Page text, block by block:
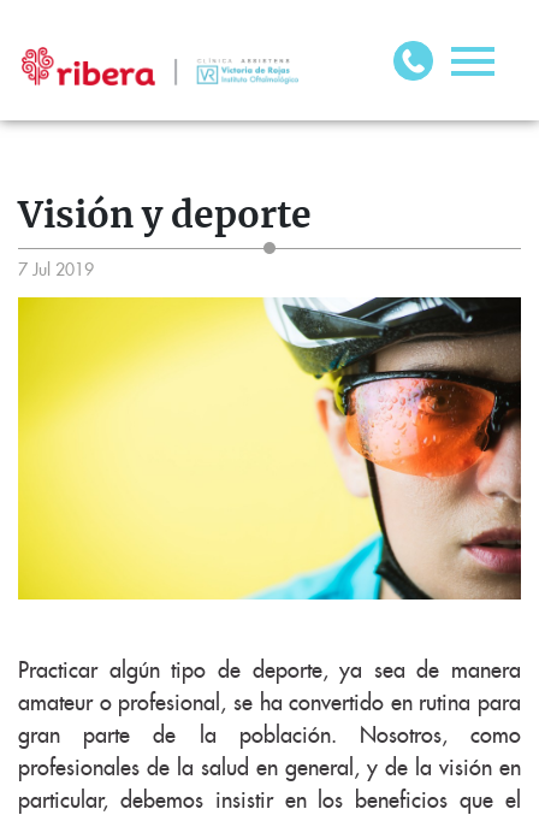
Visión y deporte
7 Jul 2019
Practicar algún tipo de deporte, ya sea de manera
amateur o profesional, se ha convertido en rutina para
gran parte de la población. Nosotros, como
profesionales de la salud en general, y de la visión en
particular, debemos insistir en los beneficios que el